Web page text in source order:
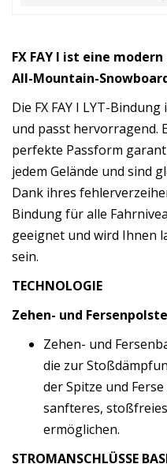
FX FAY I ist eine
All-Mountain-
Die FX FAY I LYT-
und passt hervorragend.
perfekte Passform
jedem Gelände und sind
Dank ihres
Bindung für alle
geeignet und wird Ihnen
sein.
TECHNOLOGIE
Zehen- und
Zehen- und
die zur
der Spitze und
sanfteres,
ermöglichen.
STROMANSCHLÜSSE